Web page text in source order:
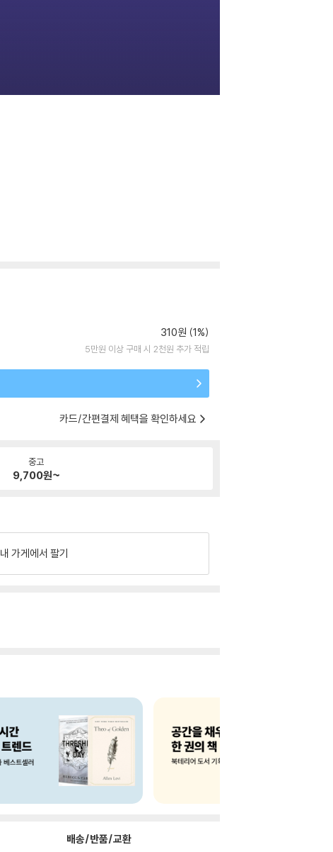
310원 (1%)
5만원 이상 구매 시 2천원 추가 적립
카드/간편결제 혜택을 확인하세요
중고
9,700원~
내 가게에서 팔기
배송/반품/교환